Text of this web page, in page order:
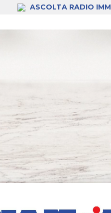
ASCOLTA RADIO